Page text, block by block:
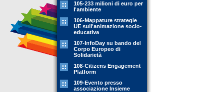
105-233 milioni di euro per
l'ambiente
106-Mappature strategie
UE sull'animazione socio-
educativa
107-InfoDay su bando del
Corpo Europeo di
Solidarietà
108-Citizens Engagement
Platform
109-Evento presso
associazione Insieme